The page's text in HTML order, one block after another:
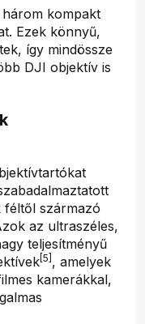
kompakt
Ezek könnyű,
így mindössze
DJI objektív is
féltől származó
az ultraszéles,
teljesítményű
[5] , amelyek
kamerákkal,